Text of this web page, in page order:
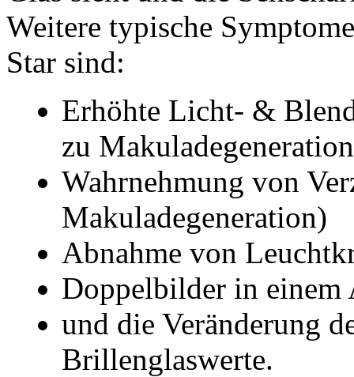
Weitere typische
Star sind:
Erhöhte Licht- &
zu
Wahrnehmung von
Makuladegeneration)
Abnahme von
Doppelbilder in einem
und die Veränderung
Brillenglaswerte.